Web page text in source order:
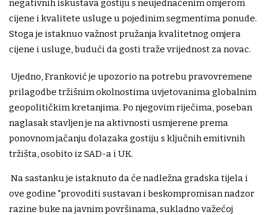
negativnih iskustava gostiju s neujednačenim omjerom
cijene i kvalitete usluge u pojedinim segmentima ponude.
Stoga je istaknuo važnost pružanja kvalitetnog omjera
cijene i usluge, budući da gosti traže vrijednost za novac.
Ujedno, Franković je upozorio na potrebu pravovremene
prilagodbe tržišnim okolnostima uvjetovanima globalnim
geopolitičkim kretanjima. Po njegovim riječima, poseban
naglasak stavljen je na aktivnosti usmjerene prema
ponovnom jačanju dolazaka gostiju s ključnih emitivnih
tržišta, osobito iz SAD-a i UK.
Na sastanku je istaknuto da će nadležna gradska tijela i
ove godine "provoditi sustavan i beskompromisan nadzor
razine buke na javnim površinama, sukladno važećoj